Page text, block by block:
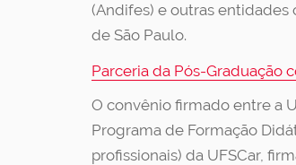
(Andifes) e outras entidades
de São Paulo.
Parceria da Pós-Graduação
O convênio firmado entre a
Programa de Formação
profissionais) da UFSCar,